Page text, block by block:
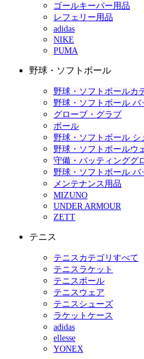
ゴールキーパー用品
レフェリー用品
adidas
NIKE
PUMA
野球・ソフトボール
野球・ソフトボールカ
野球・ソフトボール バ
グローブ・グラブ
ボール
野球・ソフトボール シ
野球・ソフトボールウ
守備・バッティンググ
野球・ソフトボール バ
メンテナンス用品
MIZUNO
UNDER ARMOUR
ZETT
テニス
テニスカテゴリすべて
テニスラケット
テニスボール
テニスウェア
テニスシューズ
ラケットケース
adidas
ellesse
YONEX